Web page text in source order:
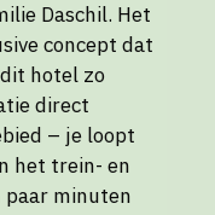
Daschil. Het
concept dat
hotel zo
direct
– je loopt
het trein- en
minuten